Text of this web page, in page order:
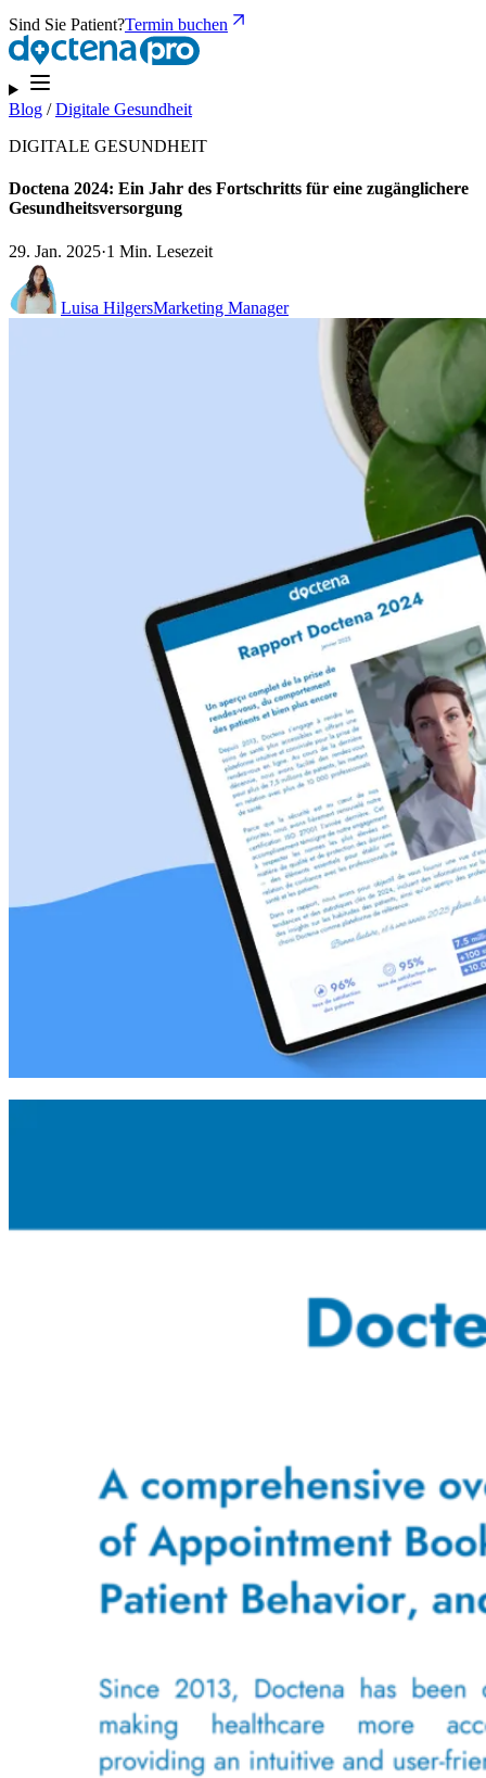
Sind Sie Patient?Termin buchen
Blog /Digitale Gesundheit
DIGITALE GESUNDHEIT
Doctena 2024: Ein Jahr des Fortschritts für eine zugänglichere
Gesundheitsversorgung
29. Jan. 2025·1 Min. Lesezeit
Luisa HilgersMarketing Manager